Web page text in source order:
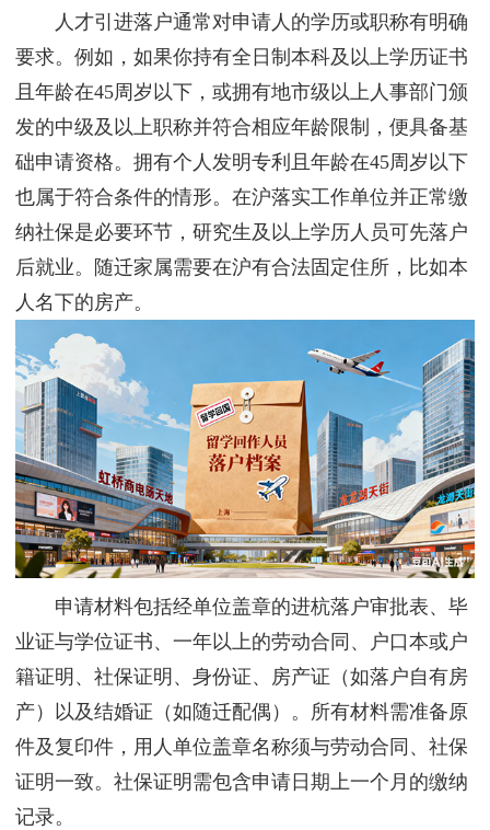
闻
资
讯
联
系
我
们
人才引进落户通常对申请人的学历或职称有明确
要求。例如，如果你持有全日制本科及以上学历证书
且年龄在45周岁以下，或拥有地市级以上人事部门颁
发的中级及以上职称并符合相应年龄限制，便具备基
础申请资格。拥有个人发明专利且年龄在45周岁以下
也属于符合条件的情形。在沪落实工作单位并正常缴
纳社保是必要环节，研究生及以上学历人员可先落户
后就业。随迁家属需要在沪有合法固定住所，比如本
人名下的房产。
申请材料包括经单位盖章的进杭落户审批表、毕
业证与学位证书、一年以上的劳动合同、户口本或户
籍证明、社保证明、身份证、房产证（如落户自有房
产）以及结婚证（如随迁配偶）。所有材料需准备原
件及复印件，用人单位盖章名称须与劳动合同、社保
证明一致。社保证明需包含申请日期上一个月的缴纳
记录。